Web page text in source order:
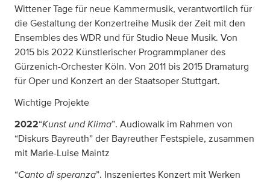
Wittener Tage für neue Kammermusik, verantwortlich für
die Gestaltung der Konzertreihe Musik der Zeit mit den
Ensembles des WDR und für Studio Neue Musik. Von
2015 bis 2022 Künstlerischer Programmplaner des
Gürzenich-Orchester Köln. Von 2011 bis 2015 Dramaturg
für Oper und Konzert an der Staatsoper Stuttgart.
Wichtige Projekte
2022“Kunst und Klima”. Audiowalk im Rahmen von
“Diskurs Bayreuth” der Bayreuther Festspiele, zusammen
mit Marie-Luise Maintz
“Canto di speranza”. Inszeniertes Konzert mit Werken